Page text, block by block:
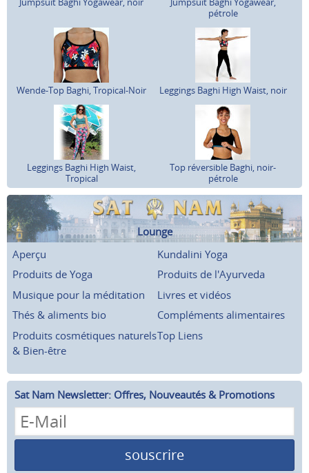
pétrole
Wende-Top Baghi, Tropical-Noir Leggings Baghi High Waist, noir
Leggings Baghi High Waist,
Tropical
Top réversible Baghi, noir-
pétrole
Lounge
Aperçu
Kundalini Yoga
Produits de Yoga
Produits de l'Ayurveda
Musique pour la méditation
Livres et vidéos
Thés & aliments bio
Compléments alimentaires
Produits cosmétiques naturels
& Bien-être
Top Liens
Sat Nam Newsletter: Offres, Nouveautés & Promotions
souscrire